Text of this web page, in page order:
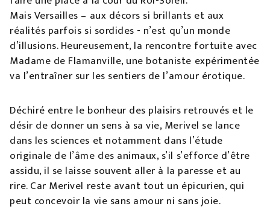
Mais Versailles – aux décors si brillants et aux
réalités parfois si sordides - n’est qu’un monde
d’illusions. Heureusement, la rencontre fortuite avec
Madame de Flamanville, une botaniste expérimentée
va l’entraîner sur les sentiers de l’amour érotique.
Déchiré entre le bonheur des plaisirs retrouvés et le
désir de donner un sens à sa vie, Merivel se lance
dans les sciences et notamment dans l’étude
originale de l’âme des animaux, s’il s’efforce d’être
assidu, il se laisse souvent aller à la paresse et au
rire. Car Merivel reste avant tout un épicurien, qui
peut concevoir la vie sans amour ni sans joie.